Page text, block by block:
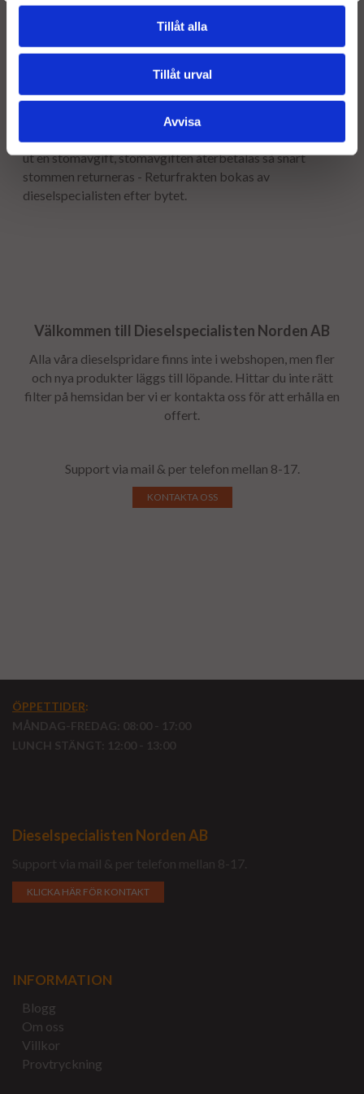
Tillåt alla
Tillåt urval
Avvisa
Leveranstiden normalt ca är 2-5 arbetsdagar.
Garanti:
Som en säkerhet för att få tillbaka er gamla stomme tar vi
ut en stomavgift, stomavgiften återbetalas så snart
stommen returneras - Returfrakten bokas av
dieselspecialisten efter bytet.
Välkommen till Dieselspecialisten Norden AB
Alla våra dieselspridare finns inte i webshopen, men fler
och nya produkter läggs till löpande. Hittar du inte rätt
filter på hemsidan ber vi er kontakta oss för att erhålla en
offert.
Support via mail & per telefon mellan 8-17.
KONTAKTA OSS
ÖPPETTIDER:
MÅNDAG-FREDAG: 08:00 - 17:00
LUNCH STÄNGT: 12:00 - 13:00
Dieselspecialisten Norden AB
Support via mail & per telefon mellan 8-17.
KLICKA HÄR FÖR KONTAKT
INFORMATION
Blogg
Om oss
Villkor
Provtryckning